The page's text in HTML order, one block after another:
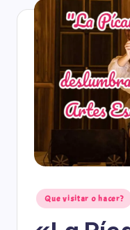
Que visitar o hacer?